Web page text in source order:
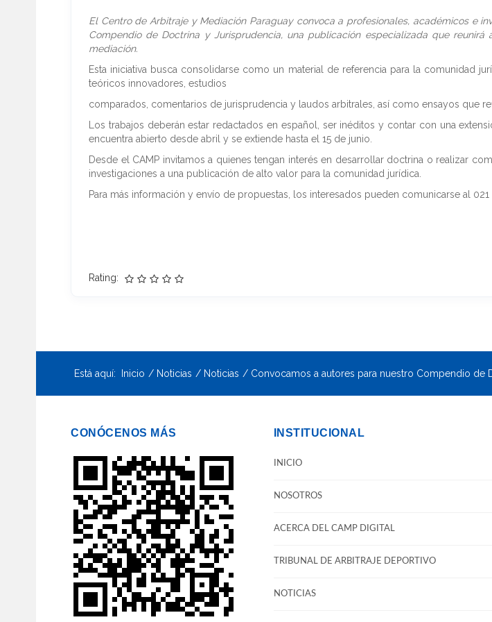
El Centro de Arbitraje y Mediación Paraguay convoca a profesionales, académicos e
Compendio de Doctrina y Jurisprudencia, una publicación especializada que
mediación.
Esta iniciativa busca consolidarse como un material de referencia para la comunidad
teóricos innovadores, estudios
comparados, comentarios de jurisprudencia y laudos arbitrales, así como ensayos que
Los trabajos deberán estar redactados en español, ser inéditos y contar con una
encuentra abierto desde abril y se extiende hasta el 15 de junio.
Desde el CAMP invitamos a quienes tengan interés en desarrollar doctrina o realizar
investigaciones a una publicación de alto valor para la comunidad jurídica.
Para más información y envío de propuestas, los interesados pueden comunicarse al 021
Rating:
Está aquí: Inicio Noticias Noticias Convocamos a autores para nuestro Compendio de
CONÓCENOS MÁS INSTITUCIONAL
INICIO
NOSOTROS
ACERCA DEL CAMP DIGITAL
TRIBUNAL DE ARBITRAJE DEPORTIVO
NOTICIAS